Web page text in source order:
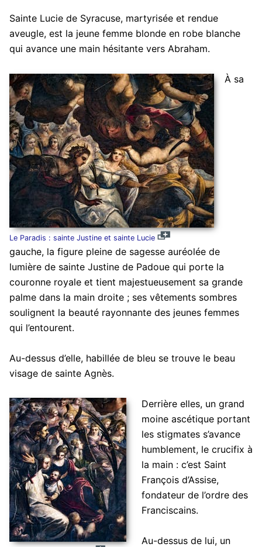
Sainte Lucie de Syracuse, martyrisée et rendue
aveugle, est la jeune femme blonde en robe blanche
qui avance une main hésitante vers Abraham.
Le Paradis : sainte Justine et sainte Lucie
À sa
gauche, la figure pleine de sagesse auréolée de
lumière de sainte Justine de Padoue qui porte la
couronne royale et tient majestueusement sa grande
palme dans la main droite ; ses vêtements sombres
soulignent la beauté rayonnante des jeunes femmes
qui l’entourent.
Au-dessus d’elle, habillée de bleu se trouve le beau
visage de sainte Agnès.
Derrière elles, un grand
moine ascétique portant
les stigmates s’avance
humblement, le crucifix à
la main : c’est Saint
François d’Assise,
fondateur de l’ordre des
Franciscains.
Au-dessus de lui, un